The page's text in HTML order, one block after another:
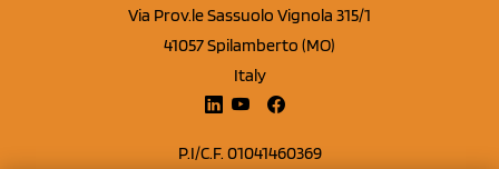
Via Prov.le Sassuolo Vignola 315/1
41057 Spilamberto (MO)
Italy
P.I/C.F. 01041460369